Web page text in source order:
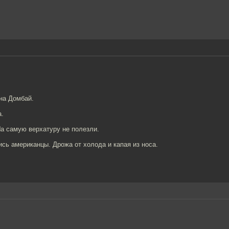
Домбай.
самую верхатуру не полезли.
американцы. Дрожа от холода и капая из носа.